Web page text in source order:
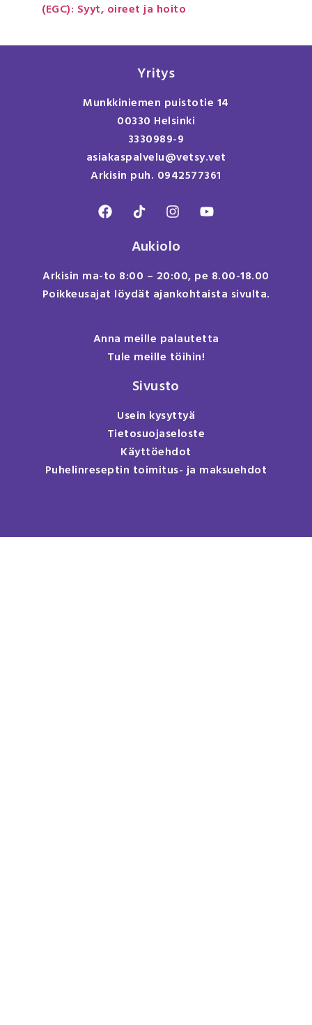
(EGC): Syyt, oireet ja hoito
Yritys
Munkkiniemen puistotie 14
00330 Helsinki
3330989-9
asiakaspalvelu@vetsy.vet
Arkisin puh. 0942577361
Aukiolo
Arkisin ma-to 8:00 – 20:00, pe 8.00-18.00
Poikkeusajat löydät ajankohtaista sivulta.
Anna meille palautetta
Tule meille töihin!
Sivusto
Usein kysyttyä
Tietosuojaseloste
Käyttöehdot
Puhelinreseptin toimitus- ja maksuehdot